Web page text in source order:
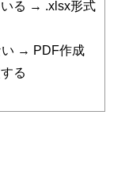
る → .xlsx形式
い → PDF作成
る